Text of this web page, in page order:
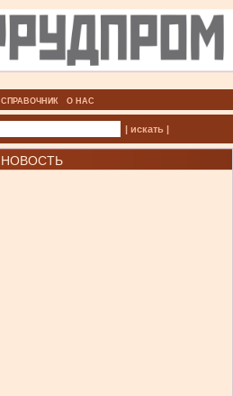
СПРАВОЧНИК О НАС
| искать |
НОВОСТЬ